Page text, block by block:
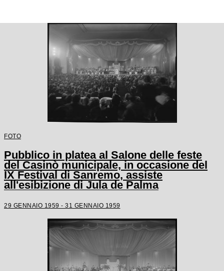
FOTO
Pubblico in platea al Salone delle feste
del Casinò municipale, in occasione del
IX Festival di Sanremo, assiste
all'esibizione di Jula de Palma
29 GENNAIO 1959 - 31 GENNAIO 1959